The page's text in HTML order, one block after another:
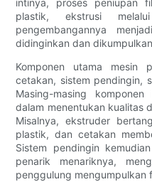
intinya, proses peniupan
plastik, ekstrusi
pengembangannya
didinginkan dan
Komponen utama mesin
cetakan, sistem pendingin,
Masing-masing
dalam menentukan kualitas
Misalnya, ekstruder
plastik, dan cetakan
Sistem pendingin
penarik menariknya,
penggulung mengumpulkan